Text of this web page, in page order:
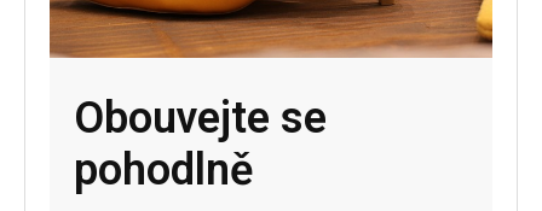
Obouvejte se
pohodlně